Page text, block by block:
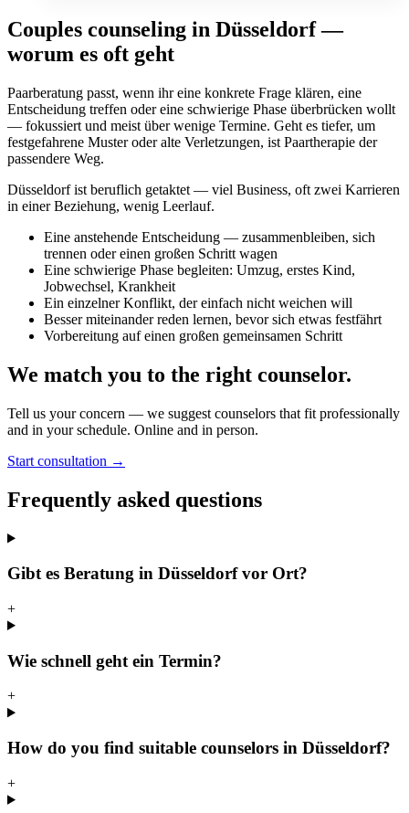
Couples counseling in Düsseldorf —
worum es oft geht
Paarberatung passt, wenn ihr eine konkrete Frage klären, eine
Entscheidung treffen oder eine schwierige Phase überbrücken wollt
— fokussiert und meist über wenige Termine. Geht es tiefer, um
festgefahrene Muster oder alte Verletzungen, ist Paartherapie der
passendere Weg.
Düsseldorf ist beruflich getaktet — viel Business, oft zwei Karrieren
in einer Beziehung, wenig Leerlauf.
Eine anstehende Entscheidung — zusammenbleiben, sich
trennen oder einen großen Schritt wagen
Eine schwierige Phase begleiten: Umzug, erstes Kind,
Jobwechsel, Krankheit
Ein einzelner Konflikt, der einfach nicht weichen will
Besser miteinander reden lernen, bevor sich etwas festfährt
Vorbereitung auf einen großen gemeinsamen Schritt
We match you to the right counselor.
Tell us your concern — we suggest counselors that fit professionally
and in your schedule. Online and in person.
Start consultation →
Frequently asked questions
Gibt es Beratung in Düsseldorf vor Ort?
+
Wie schnell geht ein Termin?
+
How do you find suitable counselors in Düsseldorf?
+